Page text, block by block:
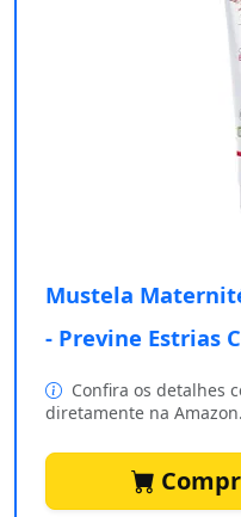
Mustela
- Previne Estrias
Confira os detalhes
diretamente na Amazon.